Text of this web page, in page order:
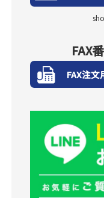
FAX
FAX注